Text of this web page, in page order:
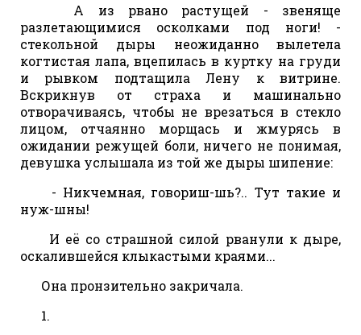
А из рвано растущей - звеняще
разлетающимися осколками под ноги! -
стекольной дыры неожиданно вылетела
когтистая лапа, вцепилась в куртку на груди
и рывком подтащила Лену к витрине.
Вскрикнув от страха и машинально
отворачиваясь, чтобы не врезаться в стекло
лицом, отчаянно морщась и жмурясь в
ожидании режущей боли, ничего не понимая,
девушка услышала из той же дыры шипение:
- Никчемная, говориш-шь?.. Тут такие и
нуж-шны!
И её со страшной силой рванули к дыре,
оскалившейся клыкастыми краями...
Она пронзительно закричала.
1.